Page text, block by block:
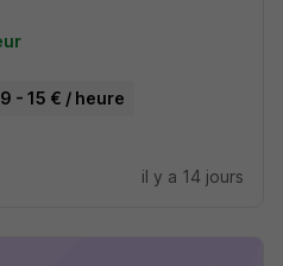
- 15 € / heure
il y a 14 jours